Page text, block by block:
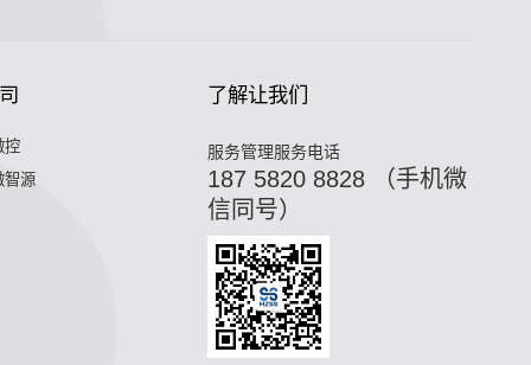
控
智源
了解让我们
服务管理服务电话
187 5820 8828 （手机微
信同号）